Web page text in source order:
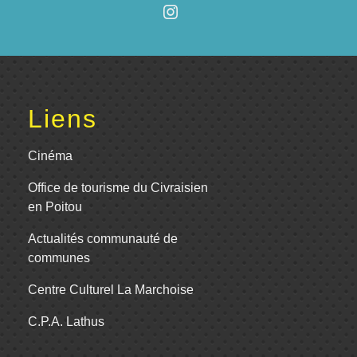
Liens
Cinéma
Office de tourisme du Civraisien
en Poitou
Actualités communauté de
communes
Centre Culturel La Marchoise
C.P.A. Lathus